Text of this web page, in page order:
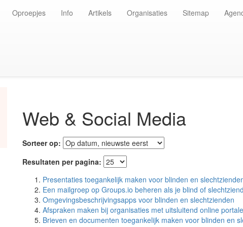
Oproepjes Info Artikels Organisaties Sitemap
Web & Social Media
Sorteer op:
Resultaten per pagina:
Presentaties toegankelijk maken voor blinden en
Een mailgroep op Groups.io beheren als je blind of
Omgevingsbeschrijvingsapps voor blinden en slechtzienden
Afspraken maken bij organisaties met uitsluitend online
Brieven en documenten toegankelijk maken voor blinden en